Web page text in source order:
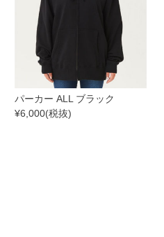
パーカー ALL ブラック
¥6,000(税抜)